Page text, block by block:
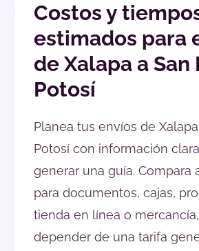
Costos y
estimados para
de Xalapa a San
Potosí
Planea tus envíos de
Potosí con información
generar una guía. Compara
para documentos, cajas,
tienda en línea o
depender de una tarifa